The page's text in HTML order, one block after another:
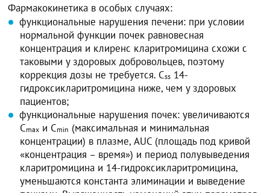
Фармакокинетика в особых случаях:
функциональные нарушения печени: при условии
нормальной функции почек равновесная
концентрация и клиренс кларитромицина схожи с
таковыми у здоровых добровольцев, поэтому
коррекция дозы не требуется. Css 14-
гидроксикларитромицина ниже, чем у здоровых
пациентов;
функциональные нарушения почек: увеличиваются
Cmax и Cmin (максимальная и минимальная
концентрации) в плазме, AUC (площадь под кривой
«концентрация – время») и период полувыведения
кларитромицина и 14-гидроксикларитромицина,
уменьшаются константа элиминации и выведение